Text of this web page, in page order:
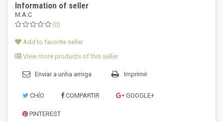
Information of seller
M.A.C
(0)
Add to favorite seller
View more products of this seller
Enviar a unha amiga Imprimir
CHÍO COMPARTIR GOOGLE+
PINTEREST